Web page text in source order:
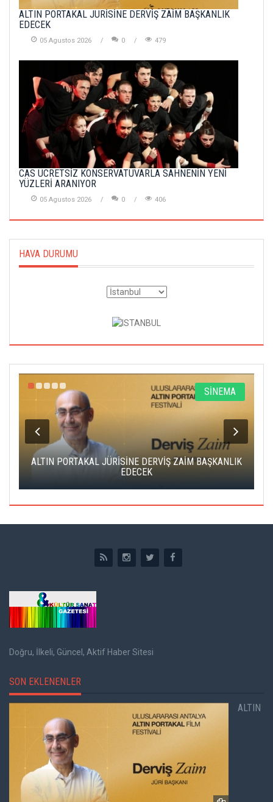
ALTIN PORTAKAL JÜRİSİNE DERVİŞ ZAİM BAŞKANLIK
EDECEK
05 Agustos 2026 0 479
CAS ÜCRETSİZ KONSERVATUVARLA SAHNENİN YENİ
YÜZLERİ ARANIYOR
05 Agustos 2026 0 406
HAVA DURUMU
SİNEMA
ALTIN PORTAKAL JÜRİSİNE DERVİŞ ZAİM BAŞKANLIK
EDECEK
Doğru, İlkeli, Güncel, Aktif Haber Sitesi
SON EKLENENLER
ALTIN